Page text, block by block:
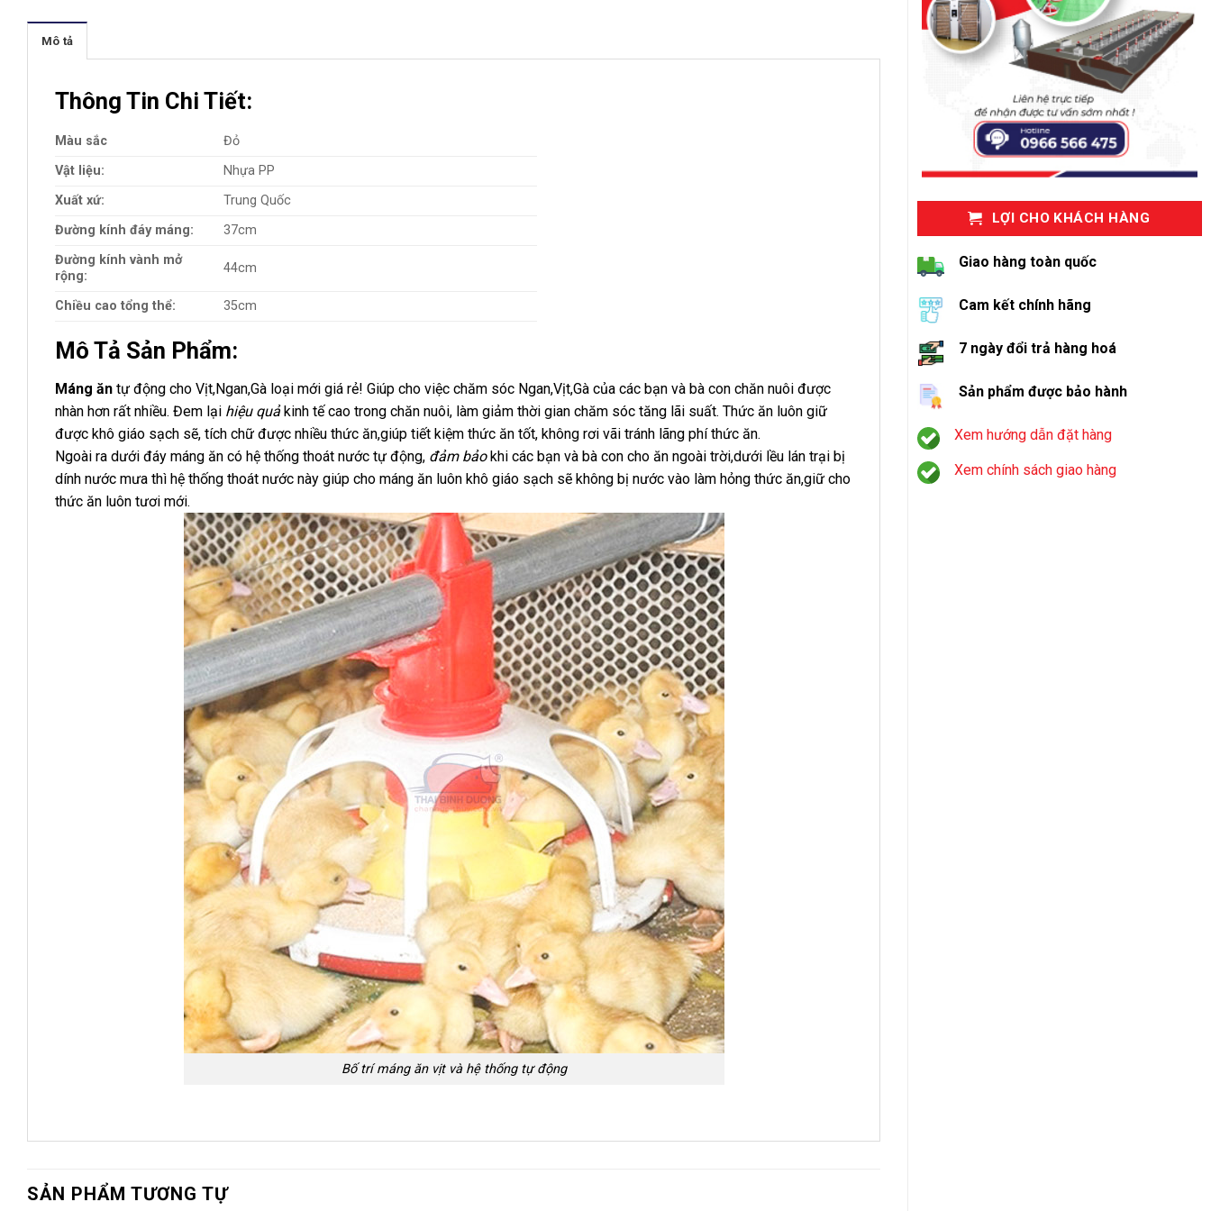
LỢI CHO KHÁCH HÀNG
Giao hàng toàn quốc
Cam kết chính hãng
7 ngày đổi trả hàng hoá
Sản phẩm được bảo hành
Xem hướng dẫn đặt hàng
Xem chính sách giao hàng
Mô tả
Thông Tin Chi Tiết:
Màu sắc
Đỏ
Vật liệu:
Nhựa PP
Xuất xứ:
Trung Quốc
Đường kính đáy máng:
37cm
Đường kính vành mở
rộng:
44cm
Chiều cao tổng thể: 35cm
Mô Tả Sản Phẩm:
Máng ăn tự động cho Vịt,Ngan,Gà loại mới giá rẻ! Giúp cho việc chăm sóc Ngan,Vịt,Gà của các bạn và bà con chăn nuôi được
nhàn hơn rất nhiều. Đem lại hiệu quảkinh tế cao trong chăn nuôi, làm giảm thời gian chăm sóc tăng lãi suất. Thức ăn luôn giữ
được khô giáo sạch sẽ, tích chữ được nhiều thức ăn,giúp tiết kiệm thức ăn tốt, không rơi vãi tránh lãng phí thức ăn.
Ngoài ra dưới đáy máng ăn có hệ thống thoát nước tự động, đảm bảokhi các bạn và bà con cho ăn ngoài trời,dưới lều lán trại bị
dính nước mưa thì hệ thống thoát nước này giúp cho máng ăn luôn khô giáo sạch sẽ không bị nước vào làm hỏng thức ăn,giữ cho
thức ăn luôn tươi mới.
Bố trí máng ăn vịt và hệ thống tự động
SẢN PHẨM TƯƠNG TỰ